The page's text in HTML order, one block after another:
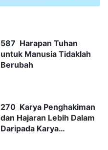
587 Harapan Tuhan
untuk Manusia Tidaklah
Berubah
270 Karya Penghakiman
dan Hajaran Lebih Dalam
Daripada Karya